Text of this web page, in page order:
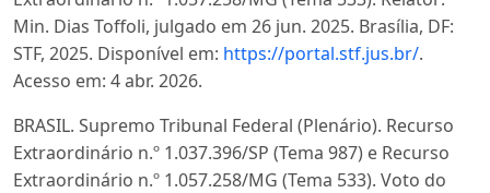
Min. Dias Toffoli, julgado em 26 jun. 2025. Brasília, DF:
STF, 2025. Disponível em: https://portal.stf.jus.br/.
Acesso em: 4 abr. 2026.
BRASIL. Supremo Tribunal Federal (Plenário). Recurso
Extraordinário n.º 1.037.396/SP (Tema 987) e Recurso
Extraordinário n.º 1.057.258/MG (Tema 533). Voto do